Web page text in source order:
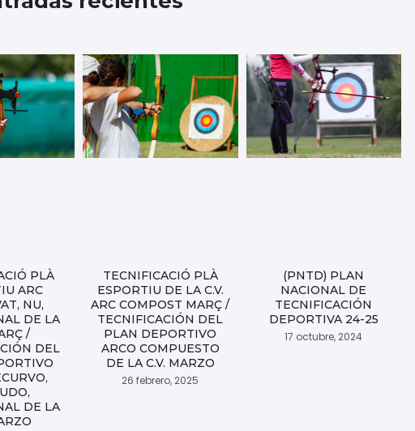
PLÀ
ARC
NU,
DE LA
/
DEL
DE LA
TECNIFICACIÓ PLÀ
ESPORTIU DE LA C.V.
ARC COMPOST MARÇ /
TECNIFICACIÓN DEL
PLAN DEPORTIVO
ARCO COMPUESTO
DE LA C.V. MARZO
26 febrero, 2025
(PNTD) PLAN
NACIONAL DE
TECNIFICACIÓN
DEPORTIVA 24-25
17 octubre, 2024